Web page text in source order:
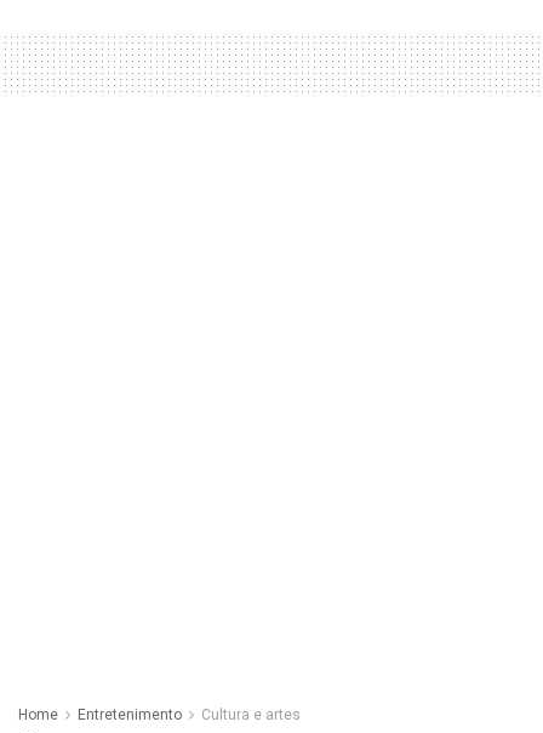
Home Entretenimento Cultura e artes